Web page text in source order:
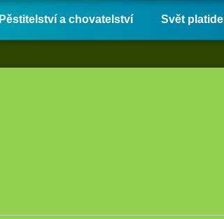
Pěstitelství a chovatelství Svět platidel